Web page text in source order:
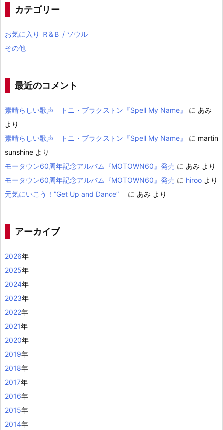
カテゴリー
お気に入り Ｒ&Ｂ / ソウル
その他
最近のコメント
素晴らしい歌声 トニ・ブラクストン『Spell My Name』 に あみ
より
素晴らしい歌声 トニ・ブラクストン『Spell My Name』
に martin
sunshine より
モータウン60周年記念アルバム『MOTOWN60』発売 に あみ より
モータウン60周年記念アルバム『MOTOWN60』発売 に hiroo より
元気にいこう！”Get Up and Dance”
に あみ より
アーカイブ
2026年
2025年
2024年
2023年
2022年
2021年
2020年
2019年
2018年
2017年
2016年
2015年
2014年